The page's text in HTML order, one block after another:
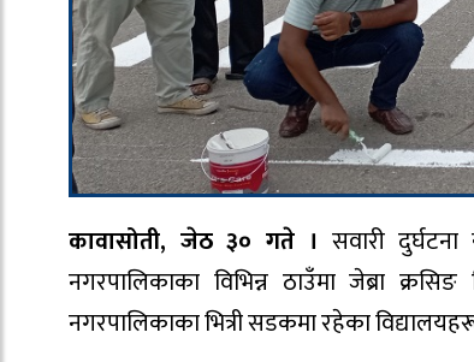
कावासोती, जेठ ३० गते ।सवारी
नगरपालिकाका विभिन्न ठाउँमा जेब्रा
नगरपालिकाका भित्री सडकमा रहेका